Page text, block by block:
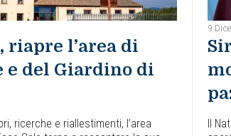
riapre l’area di
e del Giardino di
ricerche e riallestimenti, l’area
9
Il